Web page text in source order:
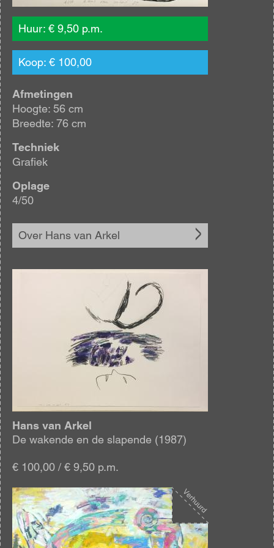
Huur: € 9,50 p.m.
Koop: € 100,00
Afmetingen
Hoogte: 56 cm
Breedte: 76 cm
Techniek
Grafiek
Oplage
4/50
Over Hans van Arkel
Hans van Arkel
De wakende en de slapende (1987)
€ 100,00 / € 9,50 p.m.
Afbeelding